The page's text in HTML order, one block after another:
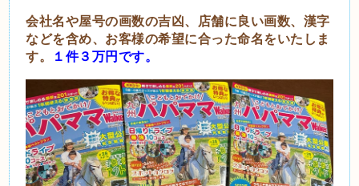
会社名や屋号の画数の吉凶、店舗に良い画数、漢字
などを含め、お客様の希望に合った命名をいたしま
す。
１件３万円です。